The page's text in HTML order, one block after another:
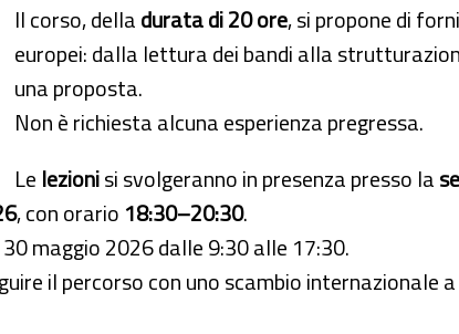
Il corso, delladurata di 20 ore, si propone di
europei: dalla lettura dei bandi alla
una proposta.
Non è richiesta alcuna esperienza pregressa.
Le lezionisi svolgeranno in presenza presso la
, con orario 18:30–20:30.
maggio 2026 dalle 9:30 alle 17:30.
il percorso con uno scambio